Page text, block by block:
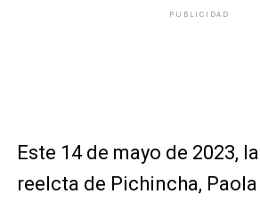
PUBLICIDAD
Este 14 de mayo de 2023,
reelcta de Pichincha,